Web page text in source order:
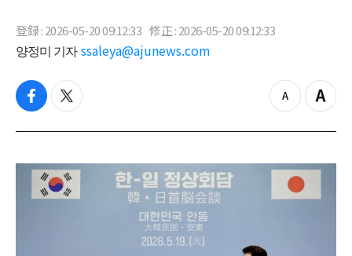
登録 : 2026-05-20 09:12:33 修正 : 2026-05-20 09:12:33
양정미 기자 ssaleya@ajunews.com
f
c
b
t
i
t
e
r
z
o
o
u
t
Z
o
i